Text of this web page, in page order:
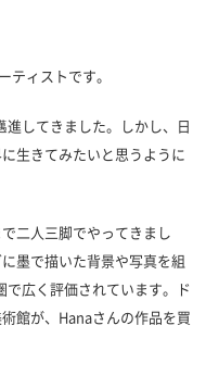
ティストです。
してきました。しかし、日
生きてみたいと思うように
二人三脚でやってきまし
墨で描いた背景や写真を組
で広く評価されています。ド
館が、Hanaさんの作品を買